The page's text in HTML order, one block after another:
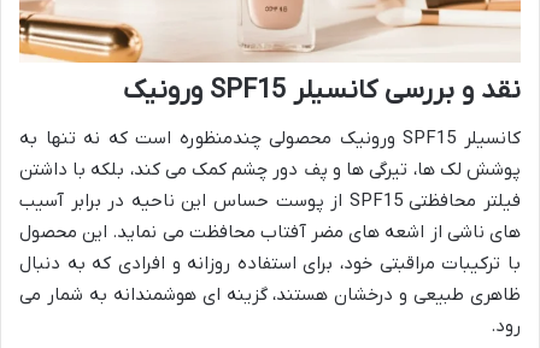
نقد و بررسی کانسیلر SPF15 ورونیک
کانسیلر SPF15 ورونیک محصولی چندمنظوره است که نه تنها به
پوشش لک ها، تیرگی ها و پف دور چشم کمک می کند، بلکه با داشتن
فیلتر محافظتی SPF15 از پوست حساس این ناحیه در برابر آسیب
های ناشی از اشعه های مضر آفتاب محافظت می نماید. این محصول
با ترکیبات مراقبتی خود، برای استفاده روزانه و افرادی که به دنبال
ظاهری طبیعی و درخشان هستند، گزینه ای هوشمندانه به شمار می
رود.